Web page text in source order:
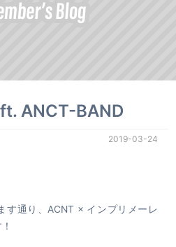
ANCT-BAND
2019-03-24
す通り、ACNT × インプリメーレ